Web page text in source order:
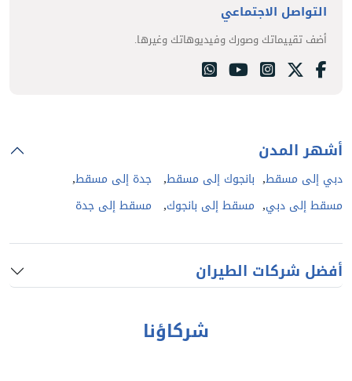
التواصل الاجتماعي
أضف تقييماتك وصورك وفيديوهاتك وغيرها.
أشهر المدن
دبي إلى مسقط, بانجوك إلى مسقط, جدة إلى مسقط,
مسقط إلى دبي, مسقط إلى بانجوك, مسقط إلى جدة
أفضل شركات الطيران
شركاؤنا